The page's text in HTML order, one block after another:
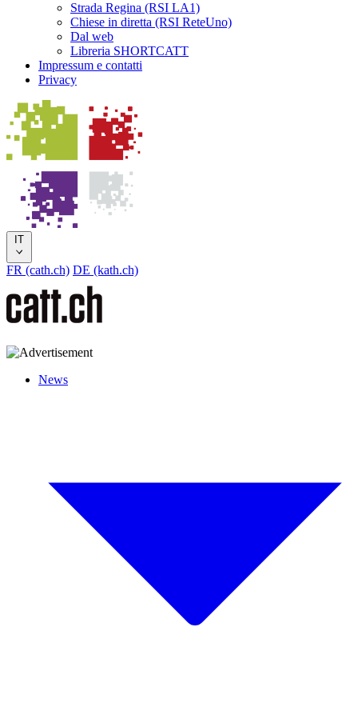
Strada Regina (RSI LA1)
Chiese in diretta (RSI ReteUno)
Dal web
Libreria SHORTCATT
Impressum e contatti
Privacy
IT
FR (cath.ch) DE (kath.ch)
News